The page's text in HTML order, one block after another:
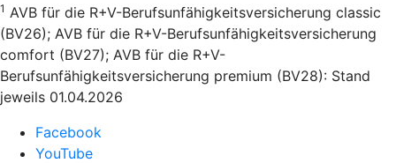
1 AVB für die R+V-Berufsunfähigkeitsversicherung classic
(BV26); AVB für die R+V-Berufsunfähigkeitsversicherung
comfort (BV27); AVB für die R+V-
Berufsunfähigkeitsversicherung premium (BV28): Stand
jeweils 01.04.2026
Facebook
YouTube